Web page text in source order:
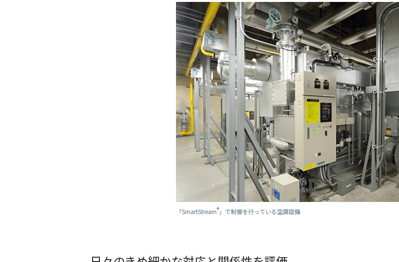
「SmartStream® 」で制御を行っている空調設備